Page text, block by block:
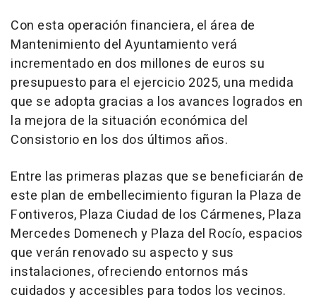
Con esta operación financiera, el área de
Mantenimiento del Ayuntamiento verá
incrementado en dos millones de euros su
presupuesto para el ejercicio 2025, una medida
que se adopta gracias a los avances logrados en
la mejora de la situación económica del
Consistorio en los dos últimos años.
Entre las primeras plazas que se beneficiarán de
este plan de embellecimiento figuran la Plaza de
Fontiveros, Plaza Ciudad de los Cármenes, Plaza
Mercedes Domenech y Plaza del Rocío, espacios
que verán renovado su aspecto y sus
instalaciones, ofreciendo entornos más
cuidados y accesibles para todos los vecinos.